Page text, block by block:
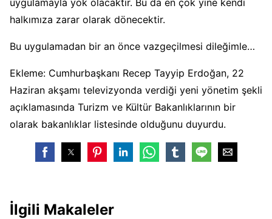
halkımıza zarar olarak dönecektir.
Bu uygulamadan bir an önce vazgeçilmesi dileğimle…
Ekleme: Cumhurbaşkanı Recep Tayyip Erdoğan, 22
Haziran akşamı televizyonda verdiği yeni yönetim şekli
açıklamasında Turizm ve Kültür Bakanlıklarının bir
olarak bakanlıklar listesinde olduğunu duyurdu.
İlgili Makaleler